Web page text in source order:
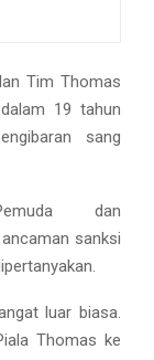
Tim Thomas
19 tahun
sang
dan
sanksi
luar biasa.
Thomas ke